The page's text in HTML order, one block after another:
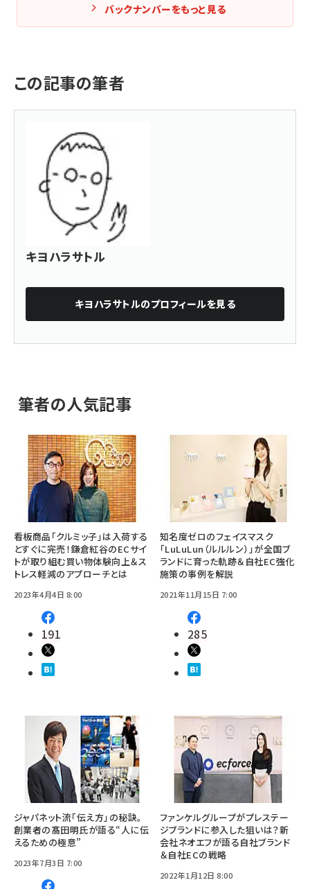
バックナンバーをもっと見る
この記事の筆者
キヨハラサトル
キヨハラサトルのプロフィールを見る
筆者の人気記事
看板商品「クルミッ子」は入荷する
とすぐに完売！鎌倉紅谷のECサイ
トが取り組む買い物体験向上＆ス
トレス軽減のアプローチとは
2023年4月4日 8:00
191
知名度ゼロのフェイスマスク
「LuLuLun（ルルルン）」が全国ブ
ランドに育った軌跡＆自社EC強化
施策の事例を解説
2021年11月15日 7:00
285
ジャパネット流「伝え方」の秘訣。
創業者の髙田明氏が語る“人に伝
えるための極意”
2023年7月3日 7:00
ファンケルグループがプレステー
ジブランドに参入した狙いは？新
会社ネオエフが語る自社ブランド
＆自社ECの戦略
2022年1月12日 8:00